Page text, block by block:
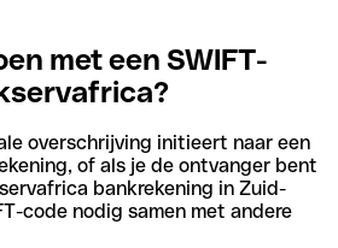
met een SWIFT-
overschrijving initieert naar een
of als je de ontvanger bent
bankrekening in Zuid-
code nodig samen met andere